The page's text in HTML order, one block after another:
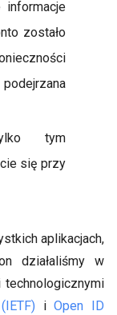
informacje
zostało
tym
się przy
aplikacjach,
działaliśmy w
technologicznymi
iOpen ID